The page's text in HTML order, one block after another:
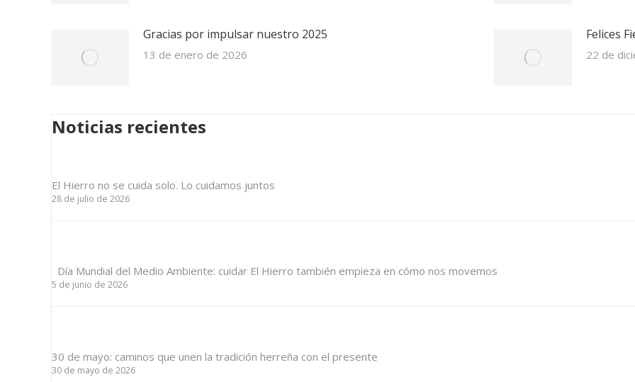
Gracias por impulsar nuestro 2025
13 de enero de 2026
Felices
22 de
Noticias recientes
El Hierro no se cuida solo. Lo cuidamos juntos
28 de julio de 2026
Día Mundial del Medio Ambiente: cuidar El Hierro también empieza en cómo nos movemos
5 de junio de 2026
30 de mayo: caminos que unen la tradición herreña con el presente
30 de mayo de 2026